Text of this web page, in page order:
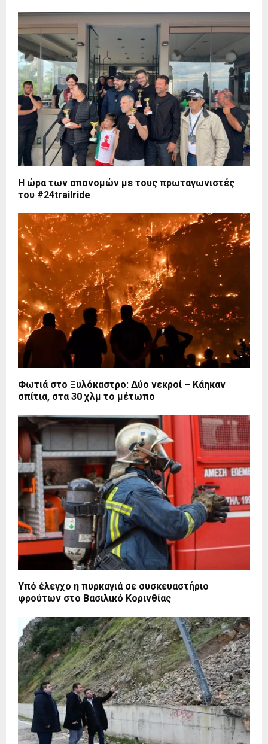
Η ώρα των απονομών με τους πρωταγωνιστές
του #24trailride
Φωτιά στο Ξυλόκαστρο: Δύο νεκροί – Κάηκαν
σπίτια, στα 30 χλμ το μέτωπο
Υπό έλεγχο η πυρκαγιά σε συσκευαστήριο
φρούτων στο Βασιλικό Κορινθίας